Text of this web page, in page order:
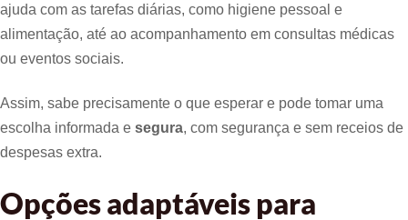
ajuda com as tarefas diárias, como higiene pessoal e
alimentação, até ao acompanhamento em consultas médicas
ou eventos sociais.
Assim, sabe precisamente o que esperar e pode tomar uma
escolha informada e segura, com segurança e sem receios de
despesas extra.
Opções adaptáveis para